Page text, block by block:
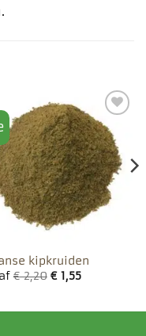
Toevoegen
aan
favorieten
kipkruiden
€2,20 €1,55